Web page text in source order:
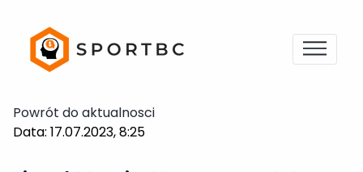
Data: 17.07.2023, 8:25